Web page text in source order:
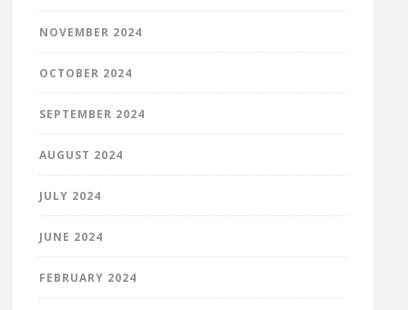
NOVEMBER 2024
OCTOBER 2024
SEPTEMBER 2024
AUGUST 2024
JULY 2024
JUNE 2024
FEBRUARY 2024